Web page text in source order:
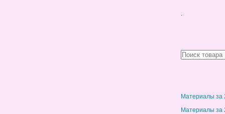
.
Материалы за
Материалы за